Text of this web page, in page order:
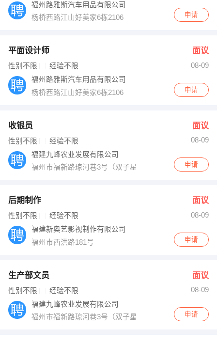
其他职位福州路雅斯汽车用品有限公司
杨桥西路江山好美家6栋2106
申请
平面设计师 面议
性别不限 经验不限
08-09
福州路雅斯汽车用品有限公司
杨桥西路江山好美家6栋2106
申请
收银员 面议
性别不限 经验不限
08-09
福建九峰农业发展有限公司
福州市福新路琼河巷3号（双子星大厦斜对面）九峰大楼
申请
后期制作 面议
性别不限 经验不限
08-09
福建新奥艺影视制作有限公司
福州市西洪路181号
申请
生产部文员 面议
性别不限 经验不限
08-09
福建九峰农业发展有限公司
福州市福新路琼河巷3号（双子星大厦斜对面）九峰大楼
申请